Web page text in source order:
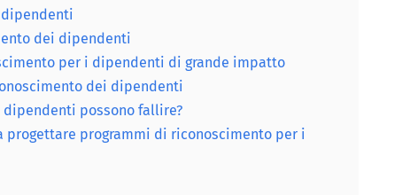
dei dipendenti
per i dipendenti di grande impatto
dei dipendenti
possono fallire?
progettare programmi di riconoscimento per i